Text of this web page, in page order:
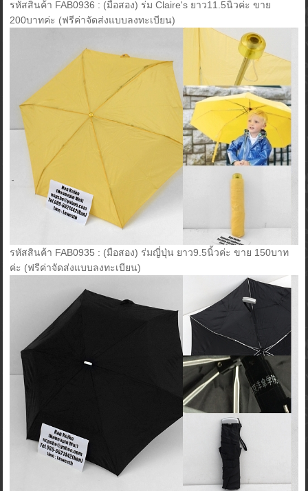
รหัสสินค้า FAB0936 : (มือสอง) ร่ม Claire's ยาว11.5นิ้วค่ะ ขาย
200บาทค่ะ (ฟรีค่าจัดส่งแบบลงทะเบียน)
รหัสสินค้า FAB0935 : (มือสอง) ร่มญี่ปุ่น ยาว9.5นิ้วค่ะ ขาย 150บาท
ค่ะ (ฟรีค่าจัดส่งแบบลงทะเบียน)